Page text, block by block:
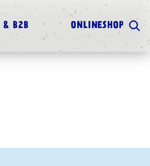
& B2B ONLINESHOP